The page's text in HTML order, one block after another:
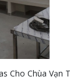
Cho Chùa Vạn